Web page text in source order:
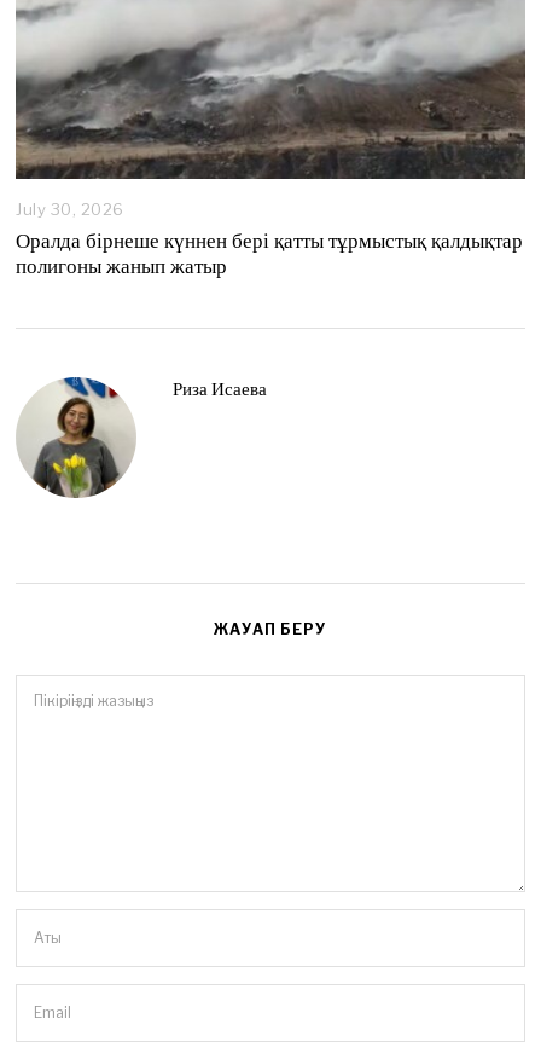
July 30, 2026
Оралда бірнеше күннен бері қатты тұрмыстық қалдықтар
полигоны жанып жатыр
Риза Исаева
ЖАУАП БЕРУ